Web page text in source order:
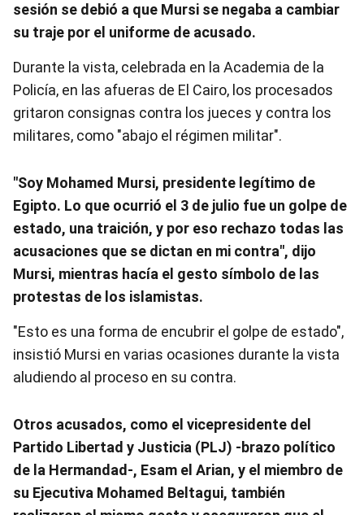
sesión se debió a que Mursi se negaba a cambiar
su traje por el uniforme de acusado.
Durante la vista, celebrada en la Academia de la
Policía, en las afueras de El Cairo, los procesados
gritaron consignas contra los jueces y contra los
militares, como "abajo el régimen militar".
"Soy Mohamed Mursi, presidente legítimo de
Egipto. Lo que ocurrió el 3 de julio fue un golpe de
estado, una traición, y por eso rechazo todas las
acusaciones que se dictan en mi contra", dijo
Mursi, mientras hacía el gesto símbolo de las
protestas de los islamistas.
"Esto es una forma de encubrir el golpe de estado",
insistió Mursi en varias ocasiones durante la vista
aludiendo al proceso en su contra.
Otros acusados, como el vicepresidente del
Partido Libertad y Justicia (PLJ) -brazo político
de la Hermandad-, Esam el Arian, y el miembro de
su Ejecutiva Mohamed Beltagui, también